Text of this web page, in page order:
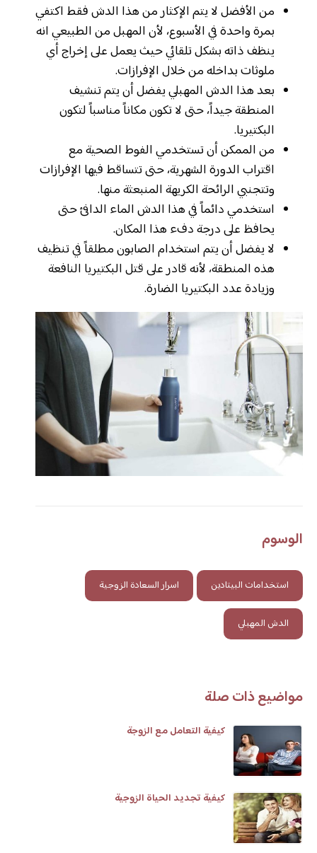
من الأفضل لا يتم الإكثار من هذا الدش فقط اكتفي
بمرة واحدة في الأسبوع، لأن المهبل من الطبيعي انه
ينظف ذاته بشكل تلقائي حيث يعمل على إخراج أي
ملوثات بداخله من خلال الإفرازات.
بعد هذا الدش المهبلي يفضل أن يتم تنشيف
المنطقة جيداً، حتى لا تكون مكاناً مناسباً لتكون
البكتيريا.
من الممكن أن تستخدمي الفوط الصحية مع
اقتراب الدورة الشهرية، حتى تتساقط فيها الإفرازات
وتتجنبي الرائحة الكريهة المنبعثة منها.
استخدمي دائماً في هذا الدش الماء الدافئ حتى
يحافظ على درجة دفء هذا المكان.
لا يفضل أن يتم استخدام الصابون مطلقاً في تنظيف
هذه المنطقة، لأنه قادر على قتل البكتيريا النافعة
وزيادة عدد البكتيريا الضارة.
الوسوم
استخدامات البيتادين اسرار السعادة الزوجية
الدش المهبلي
مواضيع ذات صلة
كيفية التعامل مع الزوجة
كيفية تجديد الحياة الزوجية